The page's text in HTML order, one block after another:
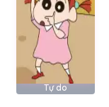
Tự do